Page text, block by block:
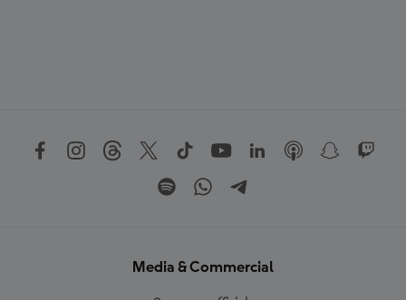
Media & Commercial